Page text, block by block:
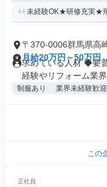
未経験OK★研修充実★
〒370-0006群馬県高
月給20万円～50万円
求めている人材 ◆要
経験やリフォーム業界
制服あり 業界未経験歓迎
この
正社員